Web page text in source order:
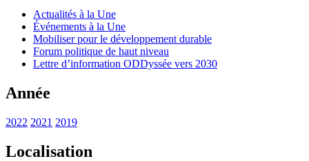
Actualités à la Une
Événements à la Une
Mobiliser pour le développement durable
Forum politique de haut niveau
Lettre d’information ODDyssée vers 2030
Année
2022 2021 2019
Localisation